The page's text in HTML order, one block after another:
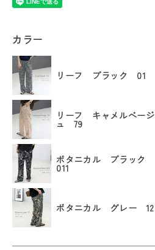
カラー
リーフ ブラック 01
リーフ キャメルベージ
ュ 79
ボタニカル ブラック
011
ボタニカル グレー 12